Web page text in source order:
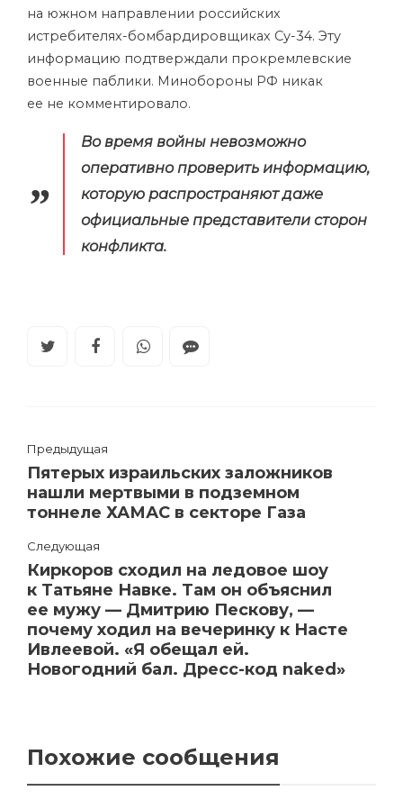
на южном направлении российских
истребителях-бомбардировщиках Су-34. Эту
информацию подтверждали прокремлевские
военные паблики. Минобороны РФ никак
ее не комментировало.
Во время войны невозможно
оперативно проверить информацию,
которую распространяют даже
официальные представители сторон
конфликта.
Предыдущая
Пятерых израильских заложников
нашли мертвыми в подземном
тоннеле ХАМАС в секторе Газа
Следующая
Киркоров сходил на ледовое шоу
к Татьяне Навке. Там он объяснил
ее мужу — Дмитрию Пескову, —
почему ходил на вечеринку к Насте
Ивлеевой. «Я обещал ей.
Новогодний бал. Дресс-код naked»
Похожие сообщения